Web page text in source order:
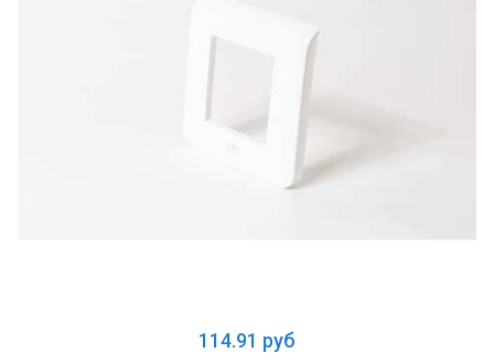
114.91 руб